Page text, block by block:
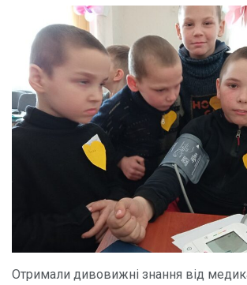
Отримали дивовижні знання від